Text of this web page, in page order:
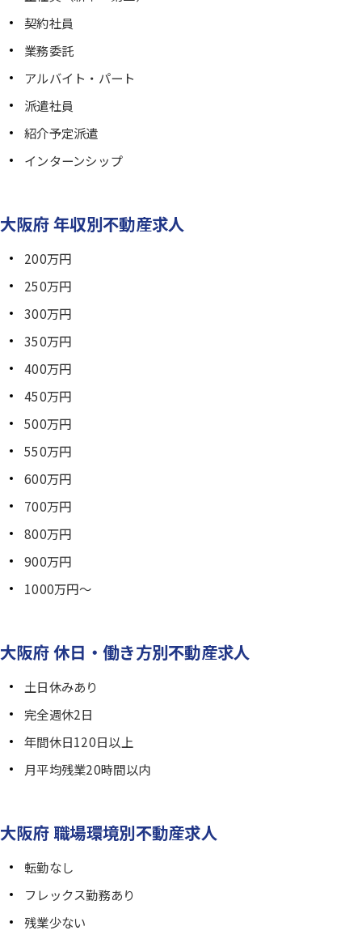
契約社員
業務委託
アルバイト・パート
派遣社員
紹介予定派遣
インターンシップ
大阪府 年収別不動産求人
200万円
250万円
300万円
350万円
400万円
450万円
500万円
550万円
600万円
700万円
800万円
900万円
1000万円～
大阪府 休日・働き方別不動産求人
土日休みあり
完全週休2日
年間休日120日以上
月平均残業20時間以内
大阪府 職場環境別不動産求人
転勤なし
フレックス勤務あり
残業少ない